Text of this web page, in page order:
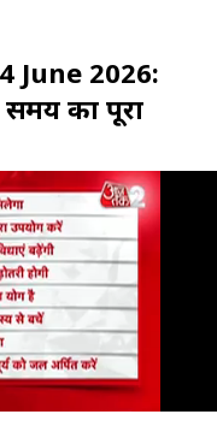
June 2026:
समय का पूरा